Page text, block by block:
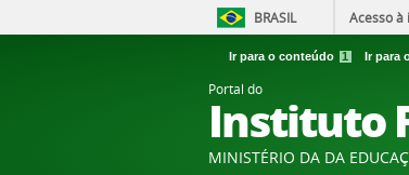
BRASIL Acesso
Ir para o conteúdo 1 Ir para
Portal do
Instituto
MINISTÉRIO DA DA